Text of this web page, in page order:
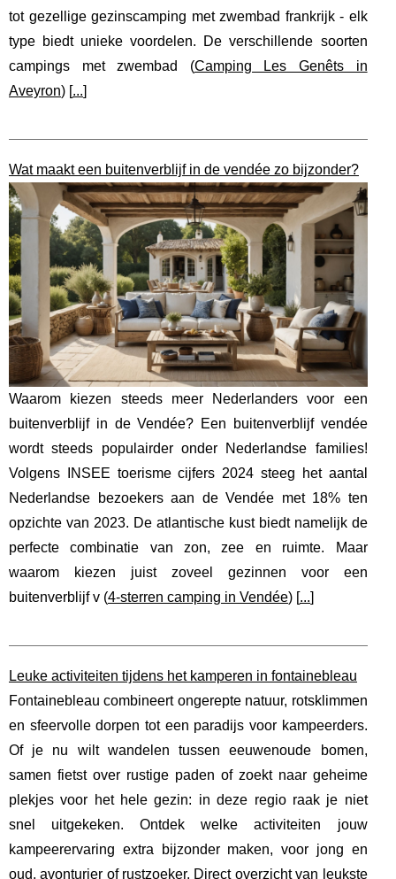
tot gezellige gezinscamping met zwembad frankrijk - elk
type biedt unieke voordelen. De verschillende soorten
campings met zwembad (Camping Les Genêts in
Aveyron) [...]
Wat maakt een buitenverblijf in de vendée zo bijzonder?
Waarom kiezen steeds meer Nederlanders voor een
buitenverblijf in de Vendée? Een buitenverblijf vendée
wordt steeds populairder onder Nederlandse families!
Volgens INSEE toerisme cijfers 2024 steeg het aantal
Nederlandse bezoekers aan de Vendée met 18% ten
opzichte van 2023. De atlantische kust biedt namelijk de
perfecte combinatie van zon, zee en ruimte. Maar
waarom kiezen juist zoveel gezinnen voor een
buitenverblijf v (4-sterren camping in Vendée) [...]
Leuke activiteiten tijdens het kamperen in fontainebleau
Fontainebleau combineert ongerepte natuur, rotsklimmen
en sfeervolle dorpen tot een paradijs voor kampeerders.
Of je nu wilt wandelen tussen eeuwenoude bomen,
samen fietst over rustige paden of zoekt naar geheime
plekjes voor het hele gezin: in deze regio raak je niet
snel uitgekeken. Ontdek welke activiteiten jouw
kampeerervaring extra bijzonder maken, voor jong en
oud, avonturier of rustzoeker. Direct overzicht van leukste